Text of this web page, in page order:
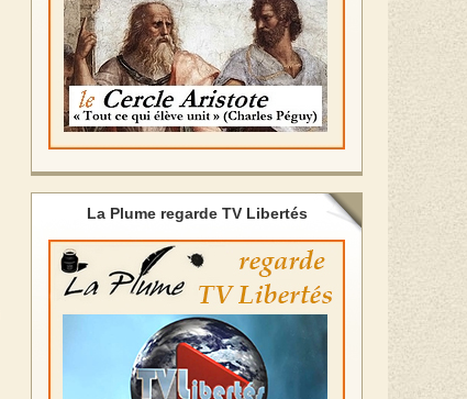
La Plume regarde TV Libertés